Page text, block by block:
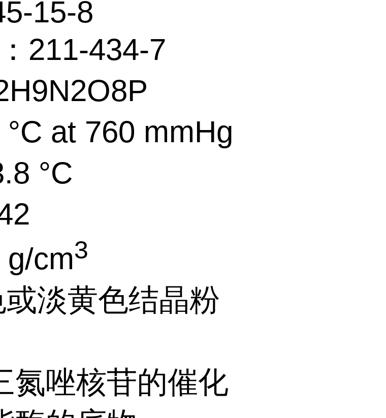
15-8
211-434-7
at 760 mmHg
°C
cm3
淡黄色结晶粉
氮唑核苷的催化